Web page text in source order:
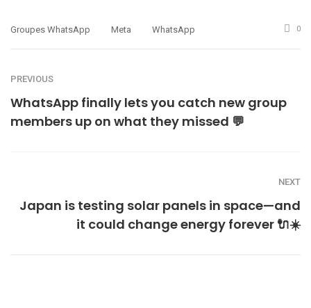
Groupes WhatsApp Meta WhatsApp 0
PREVIOUS
WhatsApp finally lets you catch new group
members up on what they missed 💬
NEXT
Japan is testing solar panels in space—and
it could change energy forever 🔌☀️